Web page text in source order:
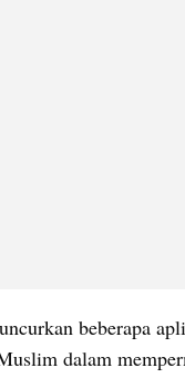
beberapa
dalam